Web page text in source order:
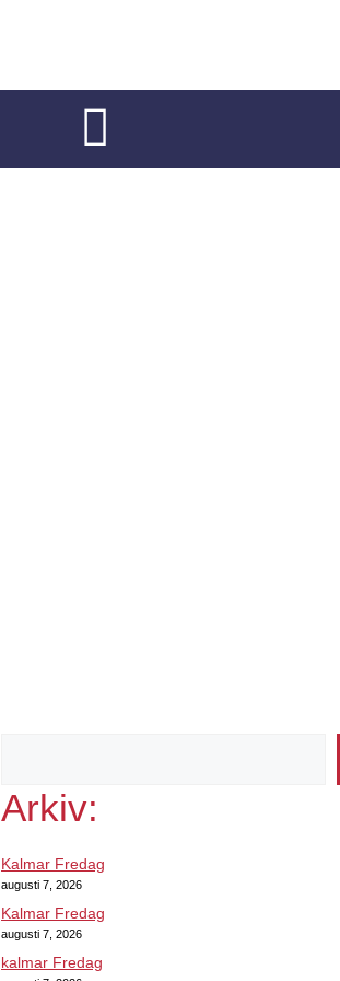
Arkiv:
Kalmar Fredag
augusti 7, 2026
Kalmar Fredag
augusti 7, 2026
kalmar Fredag